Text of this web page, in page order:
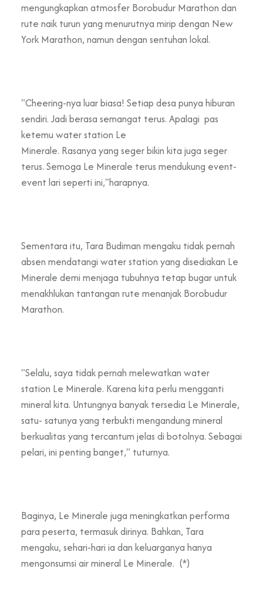
mengungkapkan atmosfer Borobudur Marathon dan
rute naik turun yang menurutnya mirip dengan New
York Marathon, namun dengan sentuhan lokal.
"Cheering-nya luar biasa! Setiap desa punya hiburan
sendiri. Jadi berasa semangat terus. Apalagi pas
ketemu water station Le
Minerale. Rasanya yang segerbikin kita juga seger
terus. Semoga Le Minerale terus mendukung event-
event lari seperti ini,"harapnya.
Sementara itu, Tara Budiman mengaku tidak pernah
absen mendatangi water station yang disediakan Le
Minerale demi menjaga tubuhnya tetap bugar untuk
menakhlukan tantangan rute menanjak Borobudur
Marathon.
"Selalu, saya tidak pernah melewatkan water
station Le Minerale. Karena kita perlu mengganti
mineral kita. Untungnya banyak tersedia Le Minerale,
satu- satunya yang terbukti mengandung mineral
berkualitas yang tercantum jelas di botolnya. Sebagai
pelari, ini penting banget," tuturnya.
Baginya, Le Minerale juga meningkatkan performa
para peserta, termasuk dirinya. Bahkan, Tara
mengaku, sehari-hari ia dan keluarganya hanya
mengonsumsi air mineral Le Minerale. (*)